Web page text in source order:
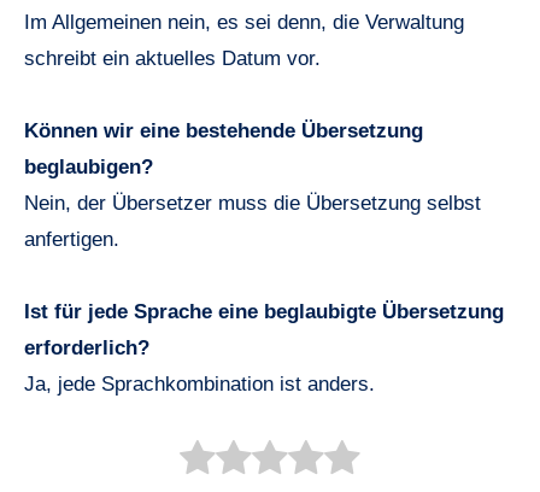
Im Allgemeinen nein, es sei denn, die Verwaltung
schreibt ein aktuelles Datum vor.
Können wir eine bestehende Übersetzung
beglaubigen?
Nein, der Übersetzer muss die Übersetzung selbst
anfertigen.
Ist für jede Sprache eine beglaubigte Übersetzung
erforderlich?
Ja, jede Sprachkombination ist anders.